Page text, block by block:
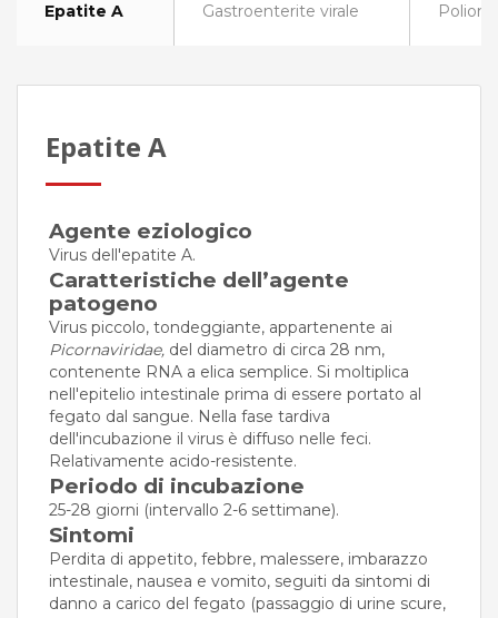
Epatite A Gastroenterite virale
Epatite A
Agente eziologico
Virus dell'epatite A.
Caratteristiche dell’agente
patogeno
Virus piccolo, tondeggiante, appartenente ai
Picornaviridae,del diametro di circa 28 nm,
contenente RNA a elica semplice. Si moltiplica
nell'epitelio intestinale prima di essere portato al
fegato dal sangue. Nella fase tardiva
dell'incubazione il virus è diffuso nelle feci.
Relativamente acido-resistente.
Periodo di incubazione
25-28 giorni (intervallo 2-6 settimane).
Sintomi
Perdita di appetito, febbre, malessere, imbarazzo
intestinale, nausea e vomito, seguiti da sintomi di
danno a carico del fegato (passaggio di urine scure,